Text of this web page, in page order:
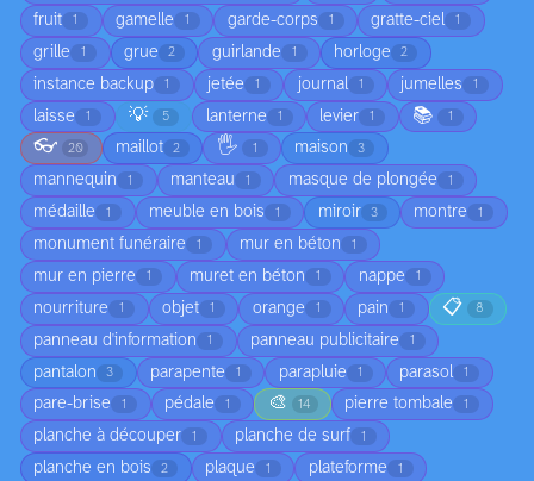
fruit 1 gamelle 1 garde-corps 1 gratte-ciel 1
grille 1 grue 2 guirlande 1 horloge 2
instance backup 1 jetée 1 journal 1 jumelles 1
laisse 1 💡 5 lanterne 1 levier 1 📚 1
👓 20 maillot 2 🖐️ 1 maison 3
mannequin 1 manteau 1 masque de plongée 1
médaille 1 meuble en bois 1 miroir 3 montre 1
monument funéraire 1 mur en béton 1
mur en pierre 1 muret en béton 1 nappe 1
nourriture 1 objet 1 orange 1 pain 1 📋 8
panneau d'information 1 panneau publicitaire 1
pantalon 3 parapente 1 parapluie 1 parasol 1
pare-brise 1 pédale 1 🎨 14 pierre tombale 1
planche à découper 1 planche de surf 1
planche en bois 2 plaque 1 plateforme 1